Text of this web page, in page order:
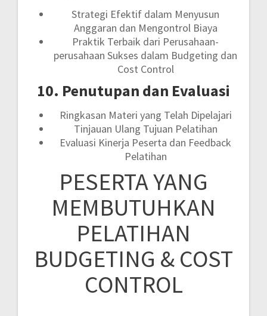
Strategi Efektif dalam Menyusun
Anggaran dan Mengontrol Biaya
Praktik Terbaik dari Perusahaan-
perusahaan Sukses dalam Budgeting dan
Cost Control
10. Penutupan dan Evaluasi
Ringkasan Materi yang Telah Dipelajari
Tinjauan Ulang Tujuan Pelatihan
Evaluasi Kinerja Peserta dan Feedback
Pelatihan
PESERTA YANG
MEMBUTUHKAN
PELATIHAN
BUDGETING & COST
CONTROL